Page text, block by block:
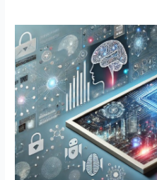
Sviluppo
App
con
IA
Integrata:
Futuro
delle
Applicazioni
Moderne